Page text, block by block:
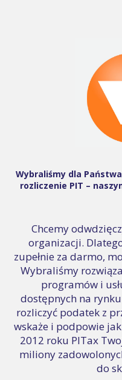
Wybraliśmy dla
rozliczenie PIT –
Chcemy
organizacji.
zupełnie za darmo,
Wybraliśmy
programów i
dostępnych na
rozliczyć podatek z
wskaże i podpowie
2012 roku PITax
miliony
do